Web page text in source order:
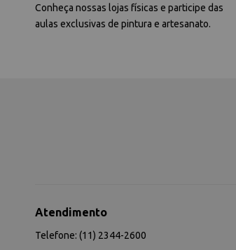
Conheça nossas lojas físicas e participe das
aulas exclusivas de pintura e artesanato.
Atendimento
Telefone: (11) 2344-2600